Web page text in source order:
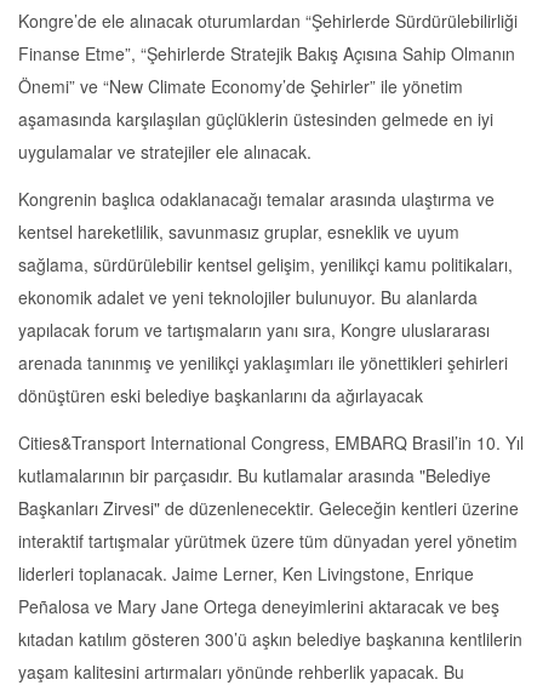
Kongre’de ele alınacak oturumlardan “Şehirlerde Sürdürülebilirliği
Finanse Etme”, “Şehirlerde Stratejik Bakış Açısına Sahip Olmanın
Önemi” ve “New Climate Economy’de Şehirler” ile yönetim
aşamasında karşılaşılan güçlüklerin üstesinden gelmede en iyi
uygulamalar ve stratejiler ele alınacak.
Kongrenin başlıca odaklanacağı temalar arasında ulaştırma ve
kentsel hareketlilik, savunmasız gruplar, esneklik ve uyum
sağlama, sürdürülebilir kentsel gelişim, yenilikçi kamu politikaları,
ekonomik adalet ve yeni teknolojiler bulunuyor. Bu alanlarda
yapılacak forum ve tartışmaların yanı sıra, Kongre uluslararası
arenada tanınmış ve yenilikçi yaklaşımları ile yönettikleri şehirleri
dönüştüren eski belediye başkanlarını da ağırlayacak
Cities&Transport International Congress, EMBARQ Brasil’in 10. Yıl
kutlamalarının bir parçasıdır. Bu kutlamalar arasında "Belediye
Başkanları Zirvesi" de düzenlenecektir. Geleceğin kentleri üzerine
interaktif tartışmalar yürütmek üzere tüm dünyadan yerel yönetim
liderleri toplanacak. Jaime Lerner, Ken Livingstone, Enrique
Peñalosa ve Mary Jane Ortega deneyimlerini aktaracak ve beş
kıtadan katılım gösteren 300’ü aşkın belediye başkanına kentlilerin
yaşam kalitesini artırmaları yönünde rehberlik yapacak. Bu